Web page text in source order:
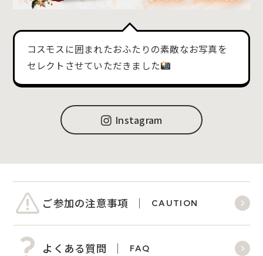
コスモスに囲まれたおふたりの素敵なお写真を
セレクトさせていただきました
Instagram
ご参加の注意事項 CAUTION
よくある質問 FAQ